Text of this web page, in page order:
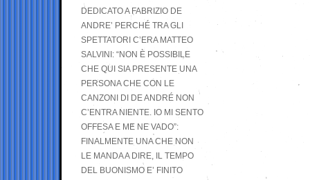
DEDICATO A FABRIZIO DE
ANDRE’ PERCHÉ TRA GLI
SPETTATORI C’ERA MATTEO
SALVINI: “NON È POSSIBILE
CHE QUI SIA PRESENTE UNA
PERSONA CHE CON LE
CANZONI DI DE ANDRÉ NON
C’ENTRA NIENTE. IO MI SENTO
OFFESA E ME NE VADO”:
FINALMENTE UNA CHE NON
LE MANDA A DIRE, IL TEMPO
DEL BUONISMO E’ FINITO